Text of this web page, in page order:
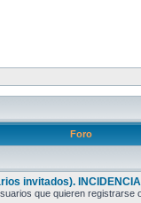
Foro
invitados).
que quieren registrarse